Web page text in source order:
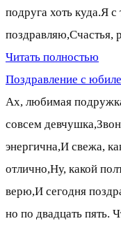
подруга хоть куда.Я
поздравляю,Счастья,
Читать полностью
Поздравление с
Ах, любимая
совсем
энергична,И свежа,
отлично,Ну, какой
верю,И сегодня
но по двадцать пять.